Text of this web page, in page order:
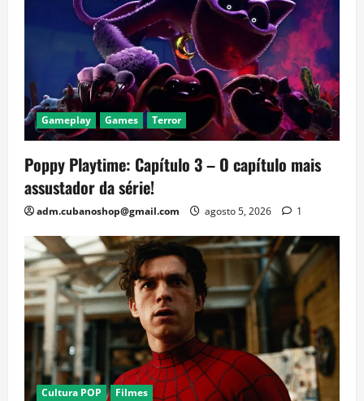
Gameplay Games Terror
Poppy Playtime: Capítulo 3 – O capítulo mais
assustador da série!
adm.cubanoshop@gmail.com agosto 5, 2026 1
Cultura POP Filmes